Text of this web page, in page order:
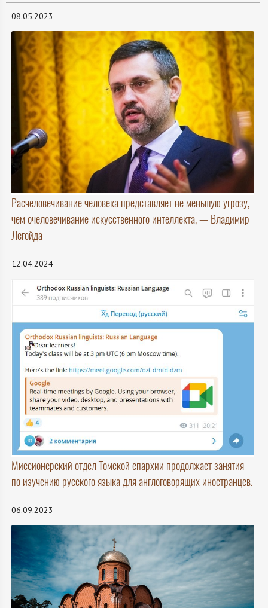
08.05.2023
Расчеловечивание человека представляет не меньшую угрозу,
чем очеловечивание искусственного интеллекта, — Владимир
Легойда
12.04.2024
Миссионерский отдел Томской епархии продолжает занятия
по изучению русского языка для англоговорящих иностранцев.
06.09.2023